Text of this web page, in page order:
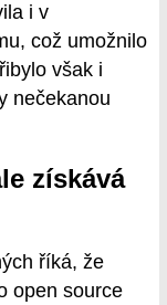
i v
což umožnilo
však i
nečekanou
získává
říká, že
open source